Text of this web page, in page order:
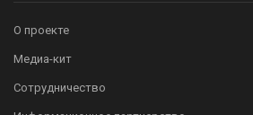
О проекте
Медиа-кит
Сотрудничество